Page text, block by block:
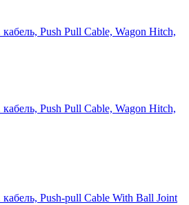
Push Pull Cable, Wagon Hitch,
Push Pull Cable, Wagon Hitch,
Push-pull Cable With Ball Joint